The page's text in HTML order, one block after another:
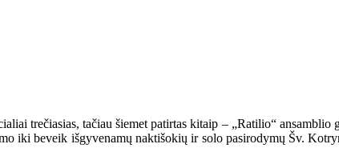
trečiasias, tačiau šiemet patirtas kitaip – „Ratilio“ ansamblio
iki beveik išgyvenamų naktišokių ir solo pasirodymų Šv.